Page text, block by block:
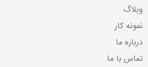
وبلاگ
نمونه کار
درباره ما
تماس با ما